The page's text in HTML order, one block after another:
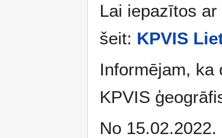
Lai iepazītos
šeit: KPVIS
Informējam, ka
KPVIS
No